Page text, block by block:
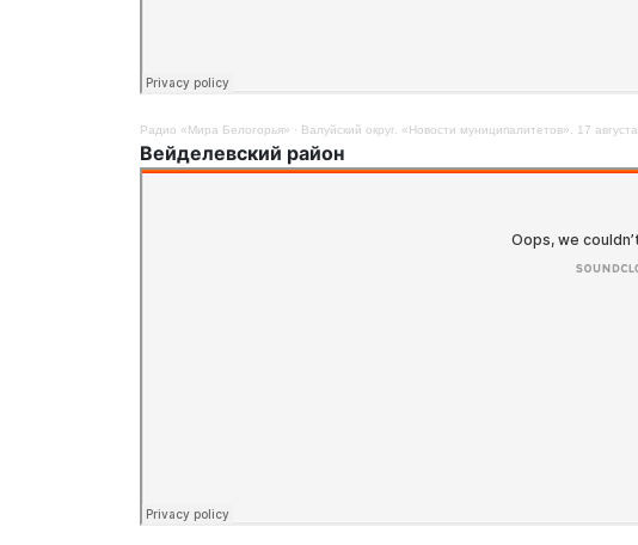
Радио «Мира Белогорья» · Валуйский округ. «Новости муниципалитетов». 17 августа
Вейделевский район